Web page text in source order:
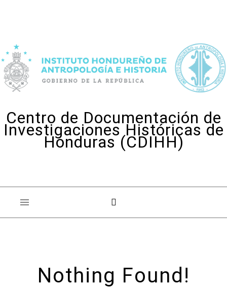
Centro de Documentación de
Investigaciones Históricas de
Honduras (CDIHH)
Nothing Found!